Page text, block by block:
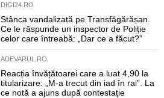
DIGI24.RO
Stânca vandalizată pe Transfăgărășan.
Ce le răspunde un inspector de Poliție
celor care întreabă: „Dar ce a făcut?”
ADEVARUL.RO
Reacția învățătoarei care a luat 4,90 la
titularizare: „M-a trecut din iad în rai”. La
ce notă a ajuns după contestație